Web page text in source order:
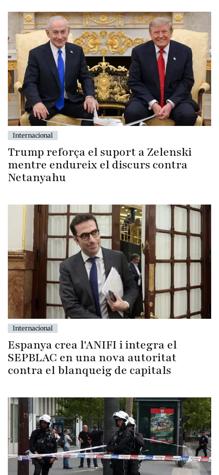
Internacional
Trump reforça el suport a Zelenski
mentre endureix el discurs contra
Netanyahu
Internacional
Espanya crea l'ANIFI i integra el
SEPBLAC en una nova autoritat
contra el blanqueig de capitals